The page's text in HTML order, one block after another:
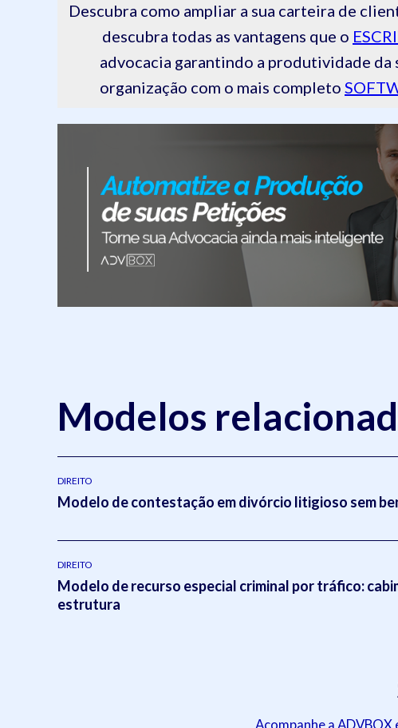
Descubra como ampliar a sua carteira de
descubra todas as vantagens que o
advocacia garantindo a produtividade da
organização com o mais completo
Modelos
DIREITO
Modelo de contestação em divórcio litigioso sem
DIREITO
Modelo de recurso especial criminal por tráfico:
estrutura
Acompanhe a